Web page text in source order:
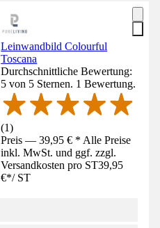
Leinwandbild Colourful
Toscana
Durchschnittliche Bewertung:
5 von 5 Sternen. 1 Bewertung.
(1)
Preis — 39,95 € * Alle Preise
inkl. MwSt. und ggf. zzgl.
Versandkosten pro ST39,95
€*/ ST